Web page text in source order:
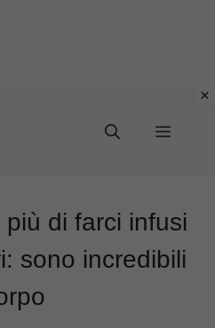
Menu
di farci infusi
sono incredibili